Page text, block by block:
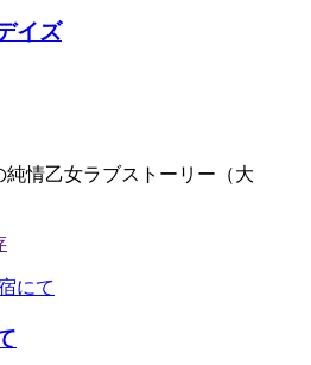
イズ
情乙女ラブストーリー（大